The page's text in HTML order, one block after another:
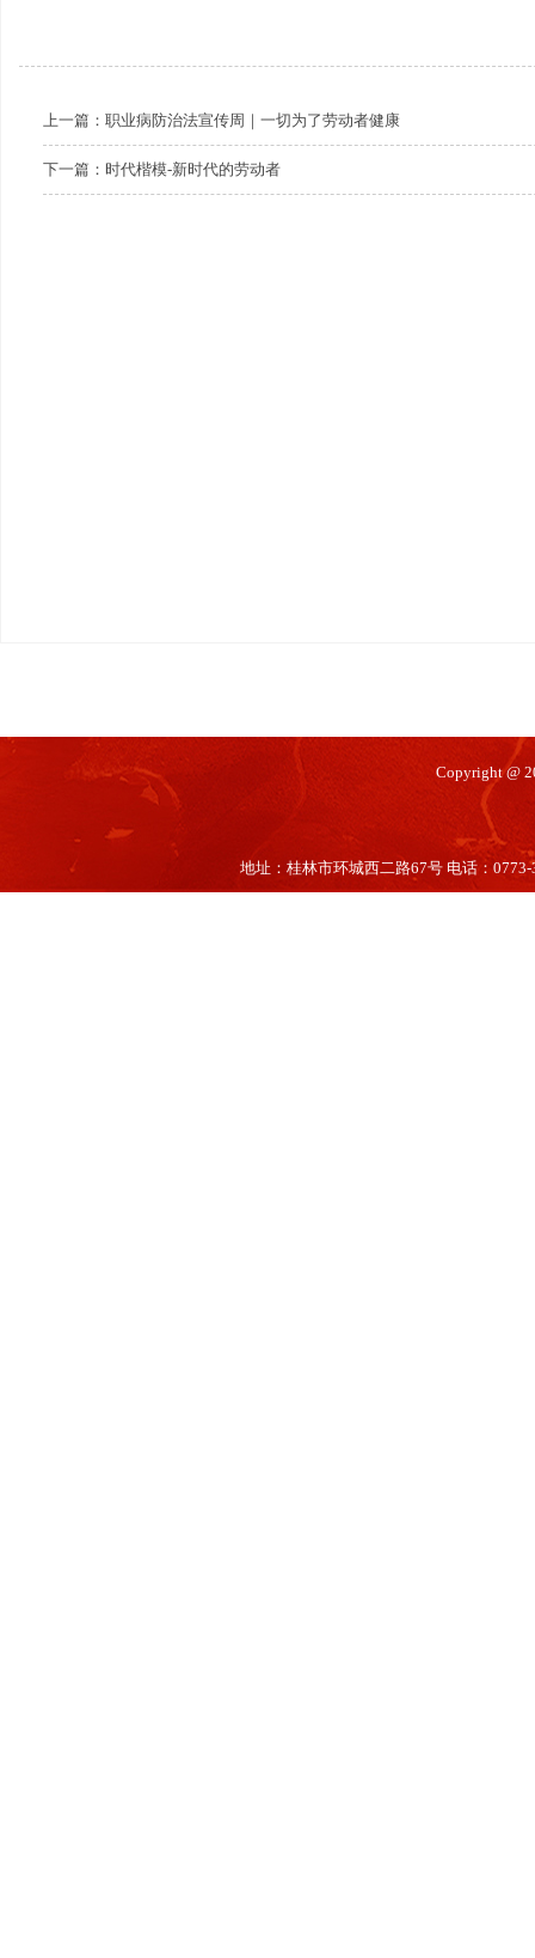
上一篇： 职业病防治法宣传周｜一切为了劳动者健康
下一篇： 时代楷模-新时代的劳动者
Copyright @
地址：桂林市环城西二路67号 电话：